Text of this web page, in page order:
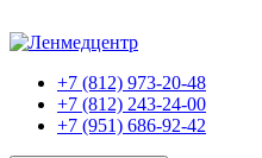
+7 (812) 973-20-48
+7 (812) 243-24-00
+7 (951) 686-92-42